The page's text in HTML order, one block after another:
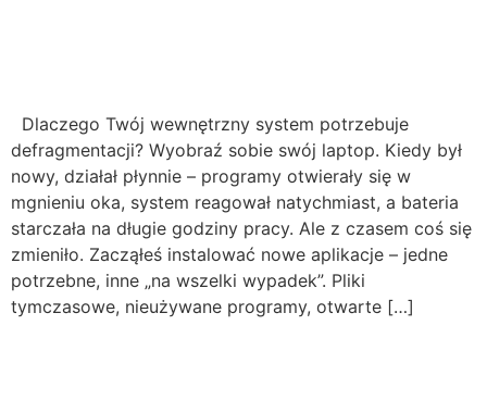
Dlaczego Twój wewnętrzny system potrzebuje
defragmentacji? Wyobraź sobie swój laptop. Kiedy był
nowy, działał płynnie – programy otwierały się w
mgnieniu oka, system reagował natychmiast, a bateria
starczała na długie godziny pracy. Ale z czasem coś się
zmieniło. Zacząłeś instalować nowe aplikacje – jedne
potrzebne, inne „na wszelki wypadek”. Pliki
tymczasowe, nieużywane programy, otwarte […]